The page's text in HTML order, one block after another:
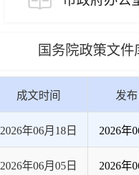
国务院政策文件
成文时间 发
2026年06月18日 2026年
2026年06月05日 2026年